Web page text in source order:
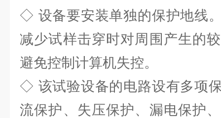
◇ 设备要安装单独的保护地线
减少试样击穿时对周围产生的
避免控制计算机失控。
◇ 该试验设备的电路设有多项
流保护、失压保护、漏电保护